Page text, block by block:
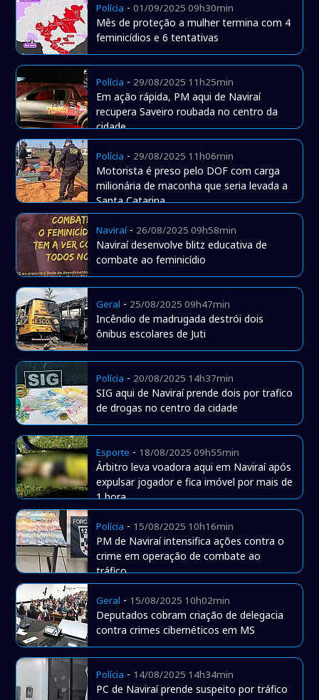
Polícia -01/09/2025 09h30min
Mês de proteção a mulher termina com 4
feminicídios e 6 tentativas
Polícia - 29/08/2025 11h25min
Em ação rápida, PM aqui de Naviraí
recupera Saveiro roubada no centro da
cidade
Polícia - 29/08/2025 11h06min
Motorista é preso pelo DOF com carga
milionária de maconha que seria levada a
Santa Catarina
Naviraí- 26/08/2025 09h58min
Naviraí desenvolve blitz educativa de
combate ao feminicídio
Geral - 25/08/2025 09h47min
Incêndio de madrugada destrói dois
ônibus escolares de Juti
Polícia - 20/08/2025 14h37min
SIG aqui de Naviraí prende dois por trafico
de drogas no centro da cidade
Esporte - 18/08/2025 09h55min
Árbitro leva voadora aqui em Naviraí após
expulsar jogador e fica imóvel por mais de
1 hora
Polícia - 15/08/2025 10h16min
PM de Naviraí intensifica ações contra o
crime em operação de combate ao
tráfico
Geral - 15/08/2025 10h02min
Deputados cobram criação de delegacia
contra crimes cibernéticos em MS
Polícia - 14/08/2025 14h34min
PC de Naviraí prende suspeito por tráfico